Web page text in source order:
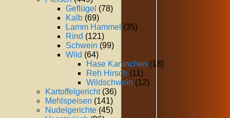
Geflügel (78)
Kalb (69)
Lamm Hammel (35)
Rind (121)
Schwein (99)
Wild (64)
Hase Kaninchen (18)
Reh Hirsch (11)
Wildschwein (12)
Kartoffelgericht(36)
Mehlspeisen (141)
Nudelgerichte (45)